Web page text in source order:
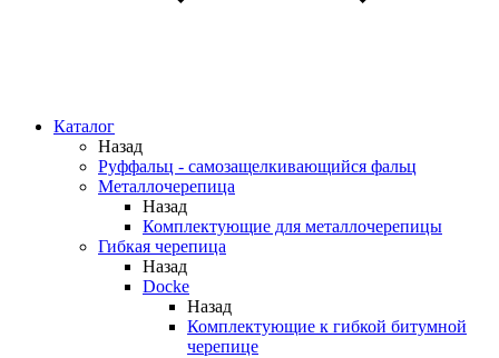
Каталог
Назад
Руффальц - самозащелкивающийся фальц
Металлочерепица
Назад
Комплектующие для металлочерепицы
Гибкая черепица
Назад
Docke
Назад
Комплектующие к гибкой битумной
черепице